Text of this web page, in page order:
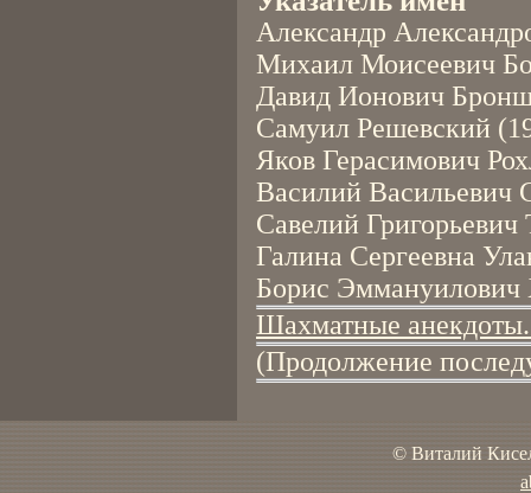
Александр
Михаил Моисеевич
Давид Ионович
Самуил Решевский
Яков Герасимович
Василий Васильевич
Савелий Григорьевич
Галина Сергеевна
Борис Эммануилович
Шахматные
(Продолжение
© Виталий